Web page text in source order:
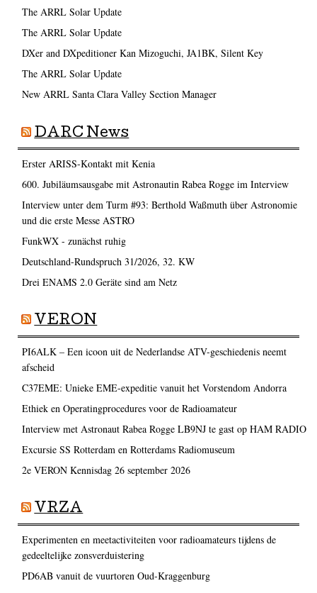
The ARRL Solar Update
The ARRL Solar Update
DXer and DXpeditioner Kan Mizoguchi, JA1BK, Silent Key
The ARRL Solar Update
New ARRL Santa Clara Valley Section Manager
DARC News
Erster ARISS-Kontakt mit Kenia
600. Jubiläumsausgabe mit Astronautin Rabea Rogge im Interview
Interview unter dem Turm #93: Berthold Waßmuth über Astronomie
und die erste Messe ASTRO
FunkWX - zunächst ruhig
Deutschland-Rundspruch 31/2026, 32. KW
Drei ENAMS 2.0 Geräte sind am Netz
VERON
PI6ALK – Een icoon uit de Nederlandse ATV-geschiedenis neemt
afscheid
C37EME: Unieke EME-expeditie vanuit het Vorstendom Andorra
Ethiek en Operatingprocedures voor de Radioamateur
Interview met Astronaut Rabea Rogge LB9NJ te gast op HAM RADIO
Excursie SS Rotterdam en Rotterdams Radiomuseum
2e VERON Kennisdag 26 september 2026
VRZA
Experimenten en meetactiviteiten voor radioamateurs tijdens de
gedeeltelijke zonsverduistering
PD6AB vanuit de vuurtoren Oud-Kraggenburg